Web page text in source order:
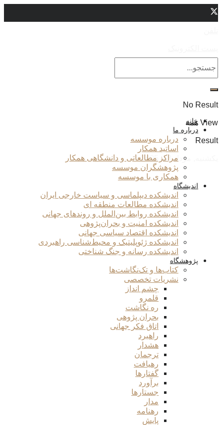
No Result
View همه
Result
یکشنبه, مرداد 18, 1405
خانه
درباره ما
درباره موسسه
اساتید همکار
مراکز مطالعاتی و دانشگاهی همکار
پژوهشگران موسسه
همکاری با موسسه
اندیشگاه
اندیشکده دیپلماسی و سیاست خارجی ایران
اندیشکده مطالعات منطقه ای
اندیشکده روابط بین‌الملل و روندهای جهانی
اندیشکده امنیت و بحران‌پژوهی
اندیشکده اقتصاد سیاسی جهانی
اندیشکده ژئوپلیتیک و محیط‌شناسی راهبردی
اندیشکده رسانه و جنگ شناختی
پژوهشگاه
کتاب‌ها و تک‌نگاشت‌ها
نشریات تخصصی
چشم انداز
قلمرو
ره نگاشت
بحران پژوهی
اتاق فکر جهانی
راهبرد
هشدار
ترجمان
رهیافت
گفتارها
برآورد
جستارها
مدار
رهنامه
پایش